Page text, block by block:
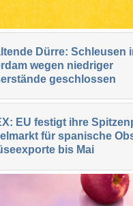
Dürre: Schleusen
wegen niedriger
geschlossen
EU festigt ihre
für spanische
bis Mai